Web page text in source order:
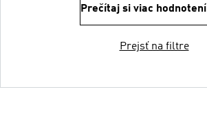
Prečítaj si viac hodnotení
Prejsť na filtre